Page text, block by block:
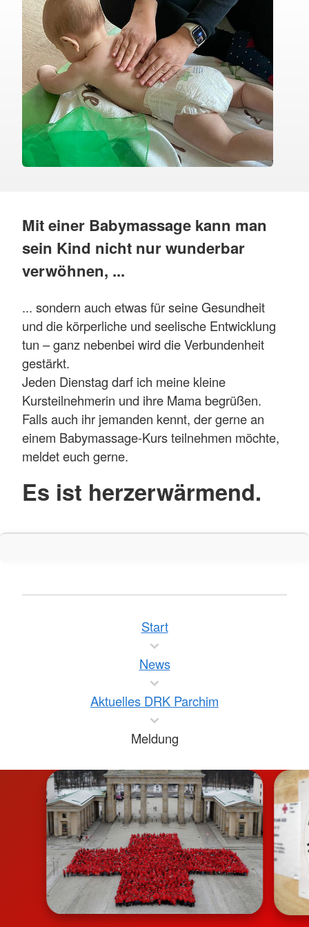
Mit einer Babymassage kann man
sein Kind nicht nur wunderbar
verwöhnen, ...
... sondern auch etwas für seine Gesundheit
und die körperliche und seelische Entwicklung
tun – ganz nebenbei wird die Verbundenheit
gestärkt.
Jeden Dienstag darf ich meine kleine
Kursteilnehmerin und ihre Mama begrüßen.
Falls auch ihr jemanden kennt, der gerne an
einem Babymassage-Kurs teilnehmen möchte,
meldet euch gerne.
Es ist herzerwärmend.
Start
News
Aktuelles DRK Parchim
Meldung